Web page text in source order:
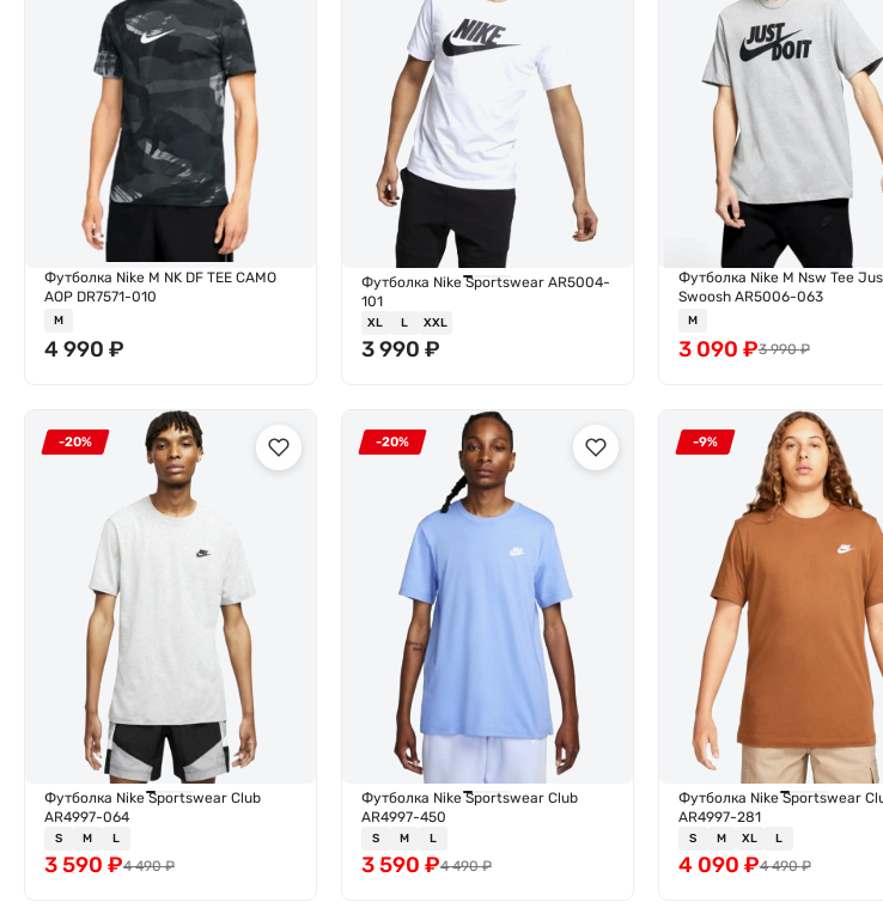
Футболка Nike M NK DF TEE CAMO
AOP DR7571-010
M
4 990 ₽
Футболка Nike Sportswear AR5004-
101
XL L XXL
3 990 ₽
Футболка Nike M Nsw Tee
Swoosh AR5006-063
M
3 990₽
3 090 ₽
-20%
Футболка Nike Sportswear Club
AR4997-064
S M L
4 490₽
3 590 ₽
-20%
Футболка Nike Sportswear Club
AR4997-450
S M L
4 490₽
3 590 ₽
-9%
Футболка Nike Sportswear
AR4997-281
S M XL L
4 490₽
4 090 ₽